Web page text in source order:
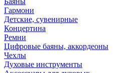
Гармони
Детские, сувенирные
Концертина
Ремни
Цифровые баяны, аккордеоны
Чехлы
Духовые инструменты